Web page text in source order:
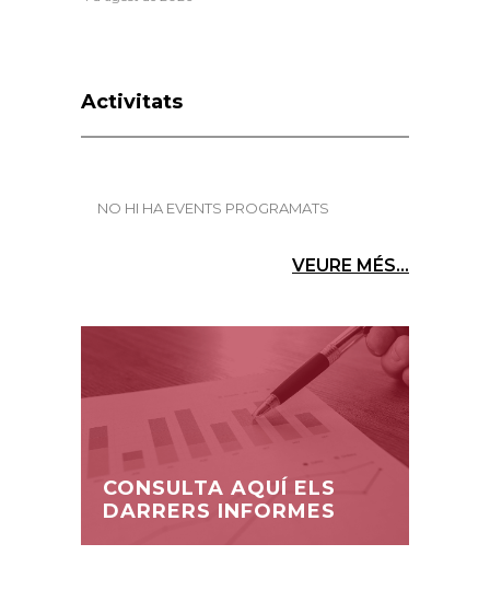
Activitats
NO HI HA EVENTS PROGRAMATS
VEURE MÉS...
CONSULTA AQUÍ ELS
DARRERS INFORMES